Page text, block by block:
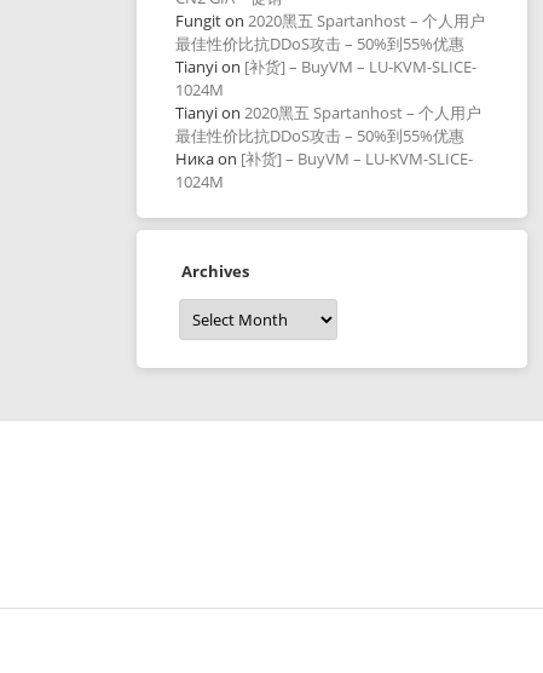
Fungiton2020黑五 Spartanhost – 个人用户
最佳性价比抗DDoS攻击 – 50%到55%优惠
Tianyion [补货] – BuyVM – LU-KVM-SLICE-
1024M
Tianyion2020黑五 Spartanhost – 个人用户
最佳性价比抗DDoS攻击 – 50%到55%优惠
Никаon [补货] – BuyVM – LU-KVM-SLICE-
1024M
Archives
Archives